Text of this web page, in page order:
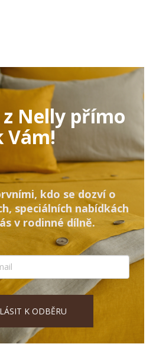
Nelly přímo
Vám!
kdo se dozví o
speciálních nabídkách
v rodinné dílně.
K ODBĚRU